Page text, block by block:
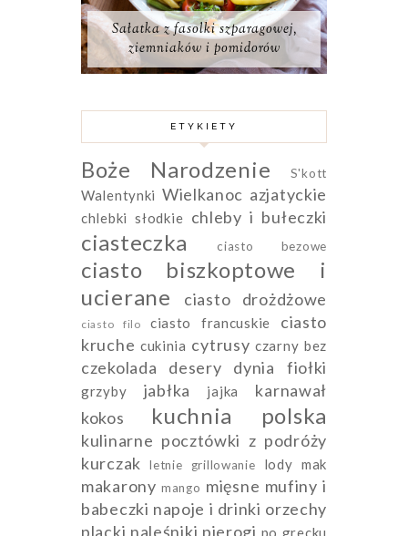
Sałatka z fasolki szparagowej,
ziemniaków i pomidorów
ETYKIETY
Boże Narodzenie S'kott
Walentynki Wielkanoc azjatyckie
chlebki słodkie chleby i bułeczki
ciasteczka ciasto bezowe
ciasto biszkoptowe i
ucierane
ciasto drożdżowe
ciasto filo ciasto francuskie
ciasto
kruche cukinia cytrusy czarny bez
czekolada desery dynia fiołki
grzyby jabłka jajka
karnawał
kokos
kuchnia polska
kulinarne pocztówki z podróży
kurczak
letnie grillowanie lody mak
makarony mango mięsne mufiny i
babeczki napoje i drinki orzechy
placki naleśniki pierogi po grecku